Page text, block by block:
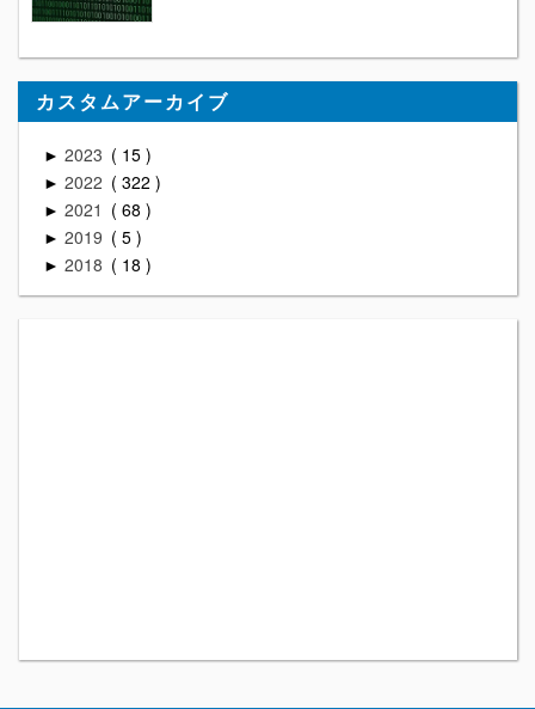
カスタムアーカイブ
► 2023 15
► 2022 322
► 2021 68
► 2019 5
► 2018 18